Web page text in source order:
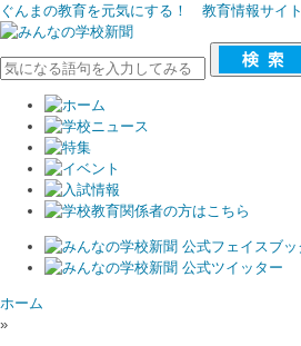
ぐんまの教育を元気にする！ 教育情報サイト
ホーム
»